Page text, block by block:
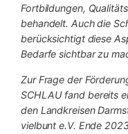
Fortbildungen,
behandelt. Auch die
berücksichtigt diese
Bedarfe sichtbar zu
Zur Frage der
SCHLAU fand bereits
den Landkreisen
vielbunt e.V. Ende